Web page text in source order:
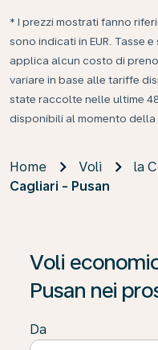
* I prezzi mostrati fanno
sono indicati in EUR. Tasse
applica alcun costo di
variare in base alle tariffe
state raccolte nelle ultime
disponibili al momento della
Home Voli
la
Cagliari - Pusan
Voli
Pusan nei
Da
Se non trova